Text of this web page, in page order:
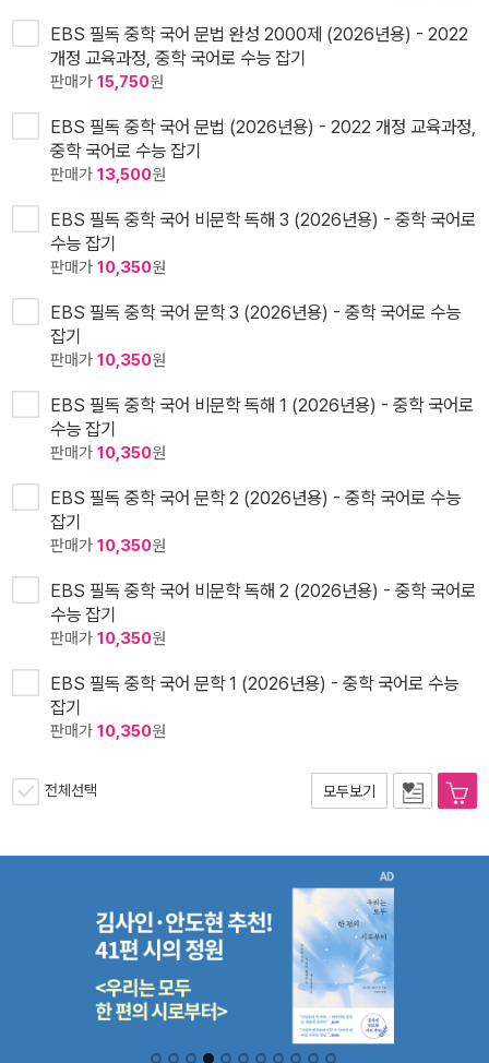
EBS 필독 중학 국어 문법 완성 2000제 (2026년용) - 2022
개정 교육과정, 중학 국어로 수능 잡기
판매가 15,750원
EBS 필독 중학 국어 문법 (2026년용) - 2022 개정 교육과정,
중학 국어로 수능 잡기
판매가 13,500원
EBS 필독 중학 국어 비문학 독해 3 (2026년용) - 중학 국어로
수능 잡기
판매가 10,350원
EBS 필독 중학 국어 문학 3 (2026년용) - 중학 국어로 수능
잡기
판매가 10,350원
EBS 필독 중학 국어 비문학 독해 1 (2026년용) - 중학 국어로
수능 잡기
판매가 10,350원
EBS 필독 중학 국어 문학 2 (2026년용) - 중학 국어로 수능
잡기
판매가 10,350원
EBS 필독 중학 국어 비문학 독해 2 (2026년용) - 중학 국어로
수능 잡기
판매가 10,350원
EBS 필독 중학 국어 문학 1 (2026년용) - 중학 국어로 수능
잡기
판매가 10,350원
전체선택 모두보기